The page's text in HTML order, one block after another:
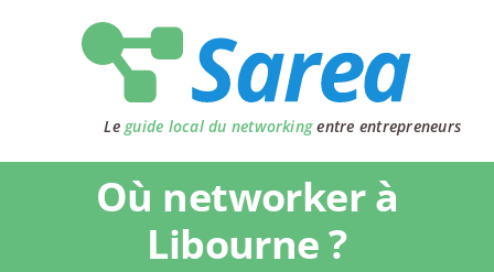
Le guide local du networkingentre entrepreneurs
Où networker à
Libourne ?